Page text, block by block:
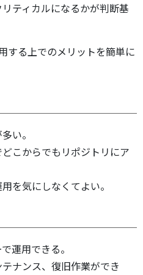
ティカルになるかが判断基
る上でのメリットを簡単に
い。
こからでもリポジトリにア
を気にしなくてよい。
運用できる。
ナンス、復旧作業ができ